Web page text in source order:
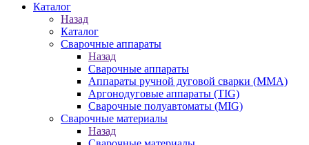
Каталог
Назад
Каталог
Сварочные аппараты
Назад
Сварочные аппараты
Аппараты ручной дуговой сварки (MMA)
Аргонодуговые аппараты (TIG)
Сварочные полуавтоматы (MIG)
Сварочные материалы
Назад